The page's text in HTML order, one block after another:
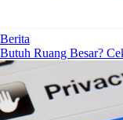
Berita
Butuh Ruang Besar?